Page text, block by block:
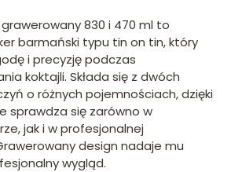
grawerowany 830 i 470 ml to
barmański typu tin on tin, który
i precyzję podczas
koktajli. Składa się z dwóch
o różnych pojemnościach, dzięki
sprawdza się zarówno w
jak i w profesjonalnej
design nadaje mu
wygląd.